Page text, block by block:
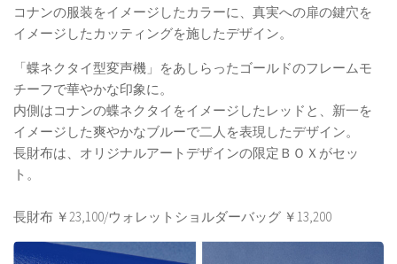
コナンの服装をイメージしたカラーに、真実への扉の鍵穴を
イメージしたカッティングを施したデザイン。
「蝶ネクタイ型変声機」をあしらったゴールドのフレームモ
チーフで華やかな印象に。
内側はコナンの蝶ネクタイをイメージしたレッドと、新一を
イメージした爽やかなブルーで二人を表現したデザイン。
長財布は、オリジナルアートデザインの限定ＢＯＸがセッ
ト。
長財布 ￥23,100/ウォレットショルダーバッグ ￥13,200